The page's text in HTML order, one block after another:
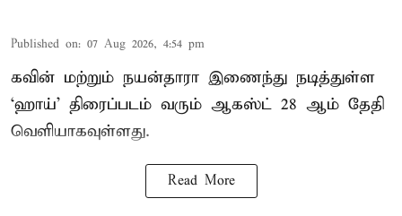
Published on: 07 Aug 2026, 4:54 pm
கவின் மற்றும் நயன்தாரா இணைந்து நடித்துள்ள
‘ஹாய்’ திரைப்படம் வரும் ஆகஸ்ட் 28 ஆம் தேதி
வெளியாகவுள்ளது.
Read More